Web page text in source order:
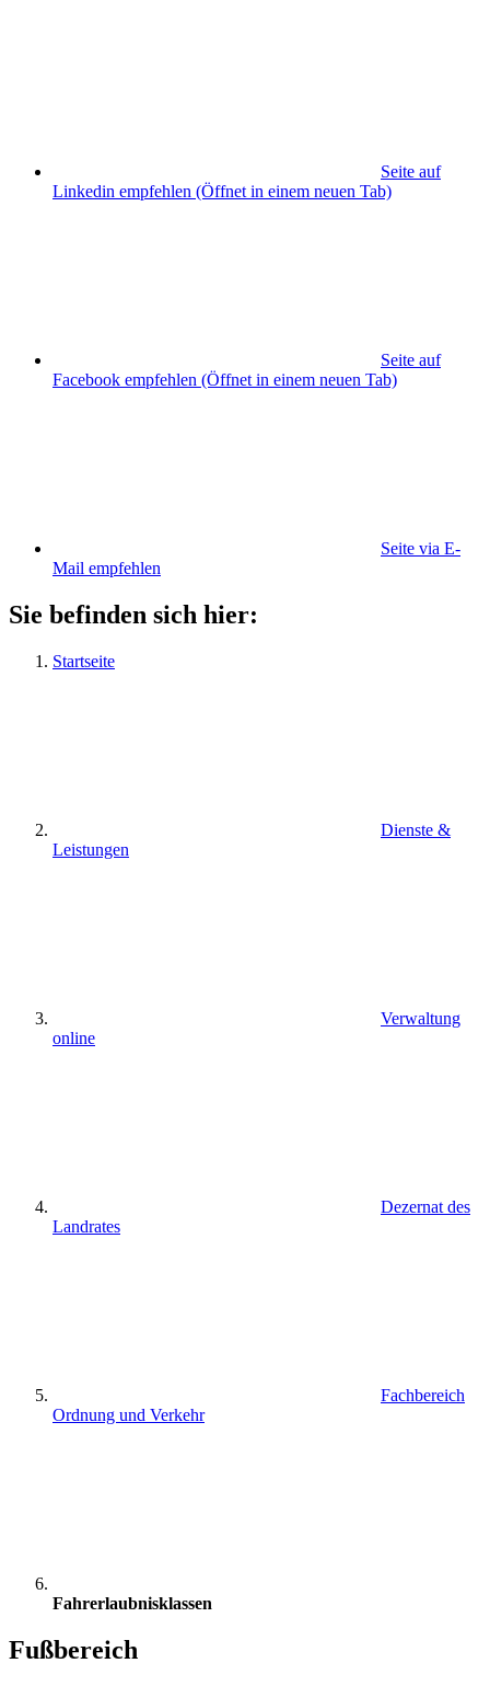
Seite auf
Linkedin empfehlen (Öffnet in einem neuen Tab)
Seite auf
Facebook empfehlen (Öffnet in einem neuen Tab)
Seite via E-
Mail empfehlen
Sie befinden sich hier:
Startseite
Dienste &
Leistungen
Verwaltung
online
Dezernat des
Landrates
Fachbereich
Ordnung und Verkehr
Fahrerlaubnisklassen
Fußbereich